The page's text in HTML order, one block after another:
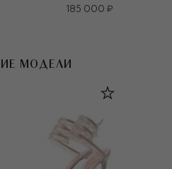
185 000 ₽
МОДЕЛИ